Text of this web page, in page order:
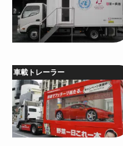
車載トレーラー